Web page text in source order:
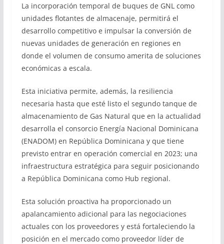
La incorporación temporal de buques de GNL como
unidades flotantes de almacenaje, permitirá el
desarrollo competitivo e impulsar la conversión de
nuevas unidades de generación en regiones en
donde el volumen de consumo amerita de soluciones
económicas a escala.
Esta iniciativa permite, además, la resiliencia
necesaria hasta que esté listo el segundo tanque de
almacenamiento de Gas Natural que en la actualidad
desarrolla el consorcio Energía Nacional Dominicana
(ENADOM) en República Dominicana y que tiene
previsto entrar en operación comercial en 2023; una
infraestructura estratégica para seguir posicionando
a República Dominicana como Hub regional.
Esta solución proactiva ha proporcionado un
apalancamiento adicional para las negociaciones
actuales con los proveedores y está fortaleciendo la
posición en el mercado como proveedor líder de